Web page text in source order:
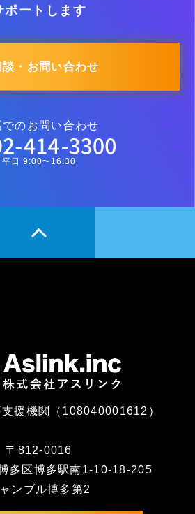
ポートします
談・お問い合わせ
でのお問い合わせ
平日 9:00〜16:30
援機関（108040001612）
〒812-0016
多区博多駅南1-10-18-205
ンブル博多第2